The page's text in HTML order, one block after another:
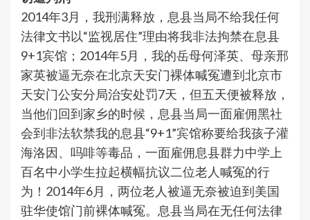
2014年3月，我刑满释放，息县当局不给我任何
法律文书以“监视居住”理由将我非法拘禁在息县
9+1宾馆；2014年5月，我的岳母何泽英、母亲邢
家英被逼无奈在北京天安门裸体喊冤遭到北京市
天安门公安分局治安处罚7天，但五天便被释放，
当他们回到家乡的时候，息县当局一面雇佣黑社
会到非法软禁我的息县“9+1”宾馆称要给我孩子灌
海洛因、吗啡等毒品，一面雇佣息县群力中学上
百名中小学生拉起横幅抗议二位老人喊冤的行
为！2014年6月，两位老人被逼无奈被迫到美国
驻华使馆门前裸体喊冤。息县当局在无任何法律